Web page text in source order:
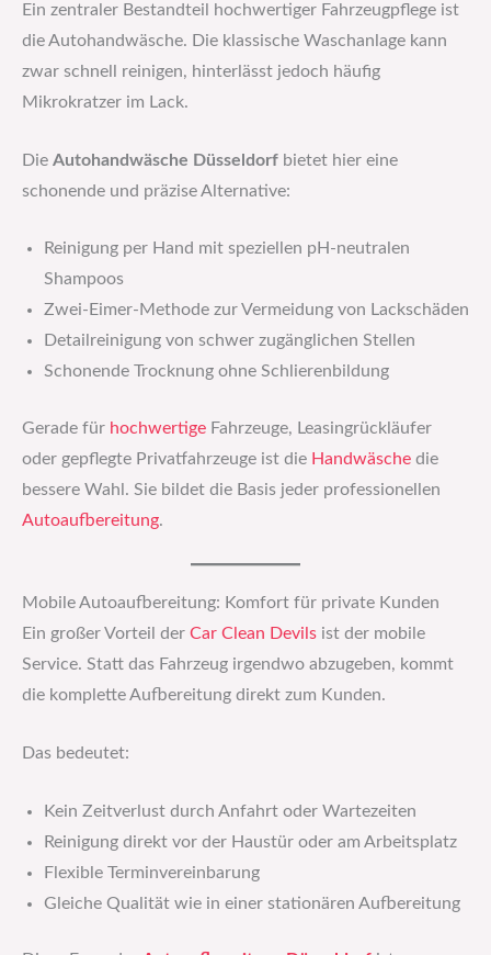
Ein zentraler Bestandteil hochwertiger Fahrzeugpflege ist
die Autohandwäsche. Die klassische Waschanlage kann
zwar schnell reinigen, hinterlässt jedoch häufig
Mikrokratzer im Lack.
Die Autohandwäsche Düsseldorf bietet hier eine
schonende und präzise Alternative:
Reinigung per Hand mit speziellen pH-neutralen
Shampoos
Zwei-Eimer-Methode zur Vermeidung von Lackschäden
Detailreinigung von schwer zugänglichen Stellen
Schonende Trocknung ohne Schlierenbildung
Gerade für hochwertige Fahrzeuge, Leasingrückläufer
oder gepflegte Privatfahrzeuge ist die Handwäsche die
bessere Wahl. Sie bildet die Basis jeder professionellen
Autoaufbereitung.
Mobile Autoaufbereitung: Komfort für private Kunden
Ein großer Vorteil der Car Clean Devils ist der mobile
Service. Statt das Fahrzeug irgendwo abzugeben, kommt
die komplette Aufbereitung direkt zum Kunden.
Das bedeutet:
Kein Zeitverlust durch Anfahrt oder Wartezeiten
Reinigung direkt vor der Haustür oder am Arbeitsplatz
Flexible Terminvereinbarung
Gleiche Qualität wie in einer stationären Aufbereitung